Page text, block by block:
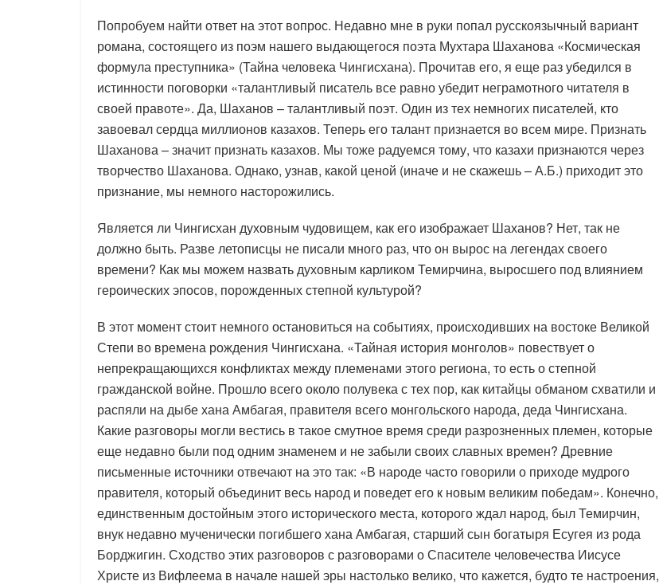
Попробуем найти ответ на этот вопрос. Недавно мне в руки попал русскоязычный вариант
романа, состоящего из поэм нашего выдающегося поэта Мухтара Шаханова «Космическая
формула преступника» (Тайна человека Чингисхана). Прочитав его, я еще раз убедился в
истинности поговорки «талантливый писатель все равно убедит неграмотного читателя в
своей правоте». Да, Шаханов – талантливый поэт. Один из тех немногих писателей, кто
завоевал сердца миллионов казахов. Теперь его талант признается во всем мире. Признать
Шаханова – значит признать казахов. Мы тоже радуемся тому, что казахи признаются через
творчество Шаханова. Однако, узнав, какой ценой (иначе и не скажешь – А.Б.) приходит это
признание, мы немного насторожились.
Является ли Чингисхан духовным чудовищем, как его изображает Шаханов? Нет, так не
должно быть. Разве летописцы не писали много раз, что он вырос на легендах своего
времени? Как мы можем назвать духовным карликом Темирчина, выросшего под влиянием
героических эпосов, порожденных степной культурой?
В этот момент стоит немного остановиться на событиях, происходивших на востоке Великой
Степи во времена рождения Чингисхана. «Тайная история монголов» повествует о
непрекращающихся конфликтах между племенами этого региона, то есть о степной
гражданской войне. Прошло всего около полувека с тех пор, как китайцы обманом схватили и
распяли на дыбе хана Амбагая, правителя всего монгольского народа, деда Чингисхана.
Какие разговоры могли вестись в такое смутное время среди разрозненных племен, которые
еще недавно были под одним знаменем и не забыли своих славных времен? Древние
письменные источники отвечают на это так: «В народе часто говорили о приходе мудрого
правителя, который объединит весь народ и поведет его к новым великим победам». Конечно,
единственным достойным этого исторического места, которого ждал народ, был Темирчин,
внук недавно мученически погибшего хана Амбагая, старший сын богатыря Есугея из рода
Борджигин. Сходство этих разговоров с разговорами о Спасителе человечества Иисусе
Христе из Вифлеема в начале нашей эры настолько велико, что кажется, будто те настроения,